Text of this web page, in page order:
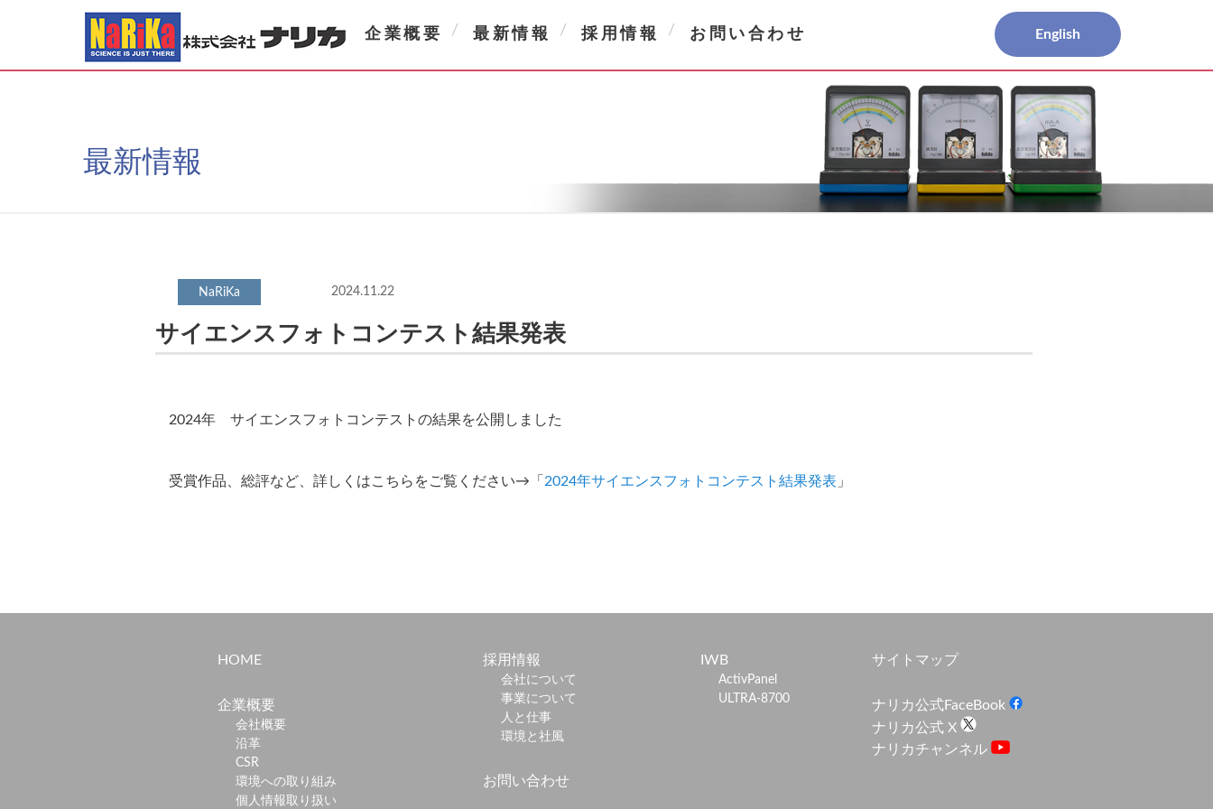
企業概要 最新情報 採用情報 お問い合わせ English
最新情報
2024.11.22
サイエンスフォトコンテスト結果発表
2024年 サイエンスフォトコンテストの結果を公開しました
受賞作品、総評など、詳しくはこちらをご覧ください→「 2024年サイエンスフォトコンテスト結果発表 」
HOME
企業概要
会社概要
沿革
CSR
環境への取り組み
個人情報取り扱い
採用情報
会社について
事業について
人と仕事
環境と社風
お問い合わせ
IWB
ActivPanel
ULTRA-8700
サイトマップ
ナリカ公式FaceBook
ナリカ公式 X
ナリカチャンネル